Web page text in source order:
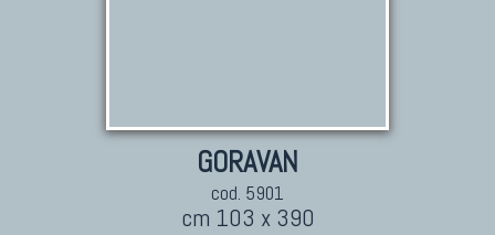
GORAVAN
cod. 5901
cm 103 x 390